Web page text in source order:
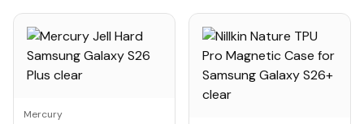
Mercury